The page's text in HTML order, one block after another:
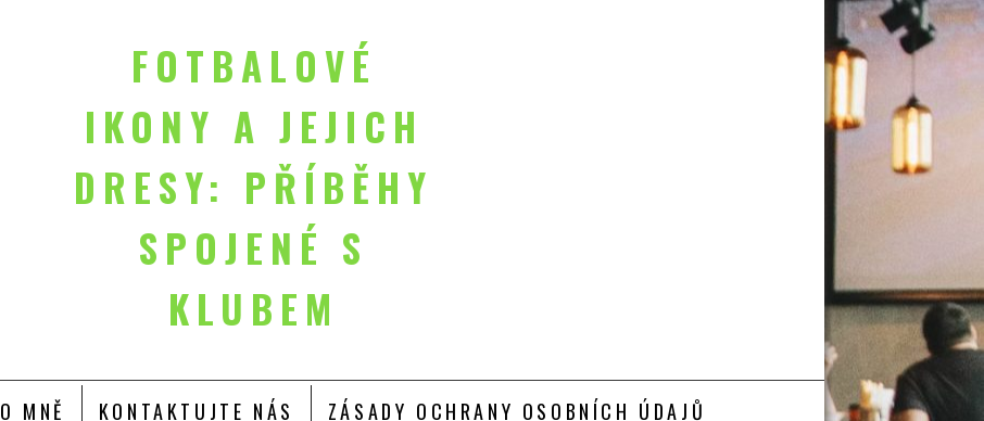
FOTBALOVÉ
IKONY A JEJICH
DRESY: PŘÍBĚHY
SPOJENÉ S
KLUBEM
O MNĚ KONTAKTUJTE NÁS ZÁSADY OCHRANY OSOBNÍCH ÚDAJŮ